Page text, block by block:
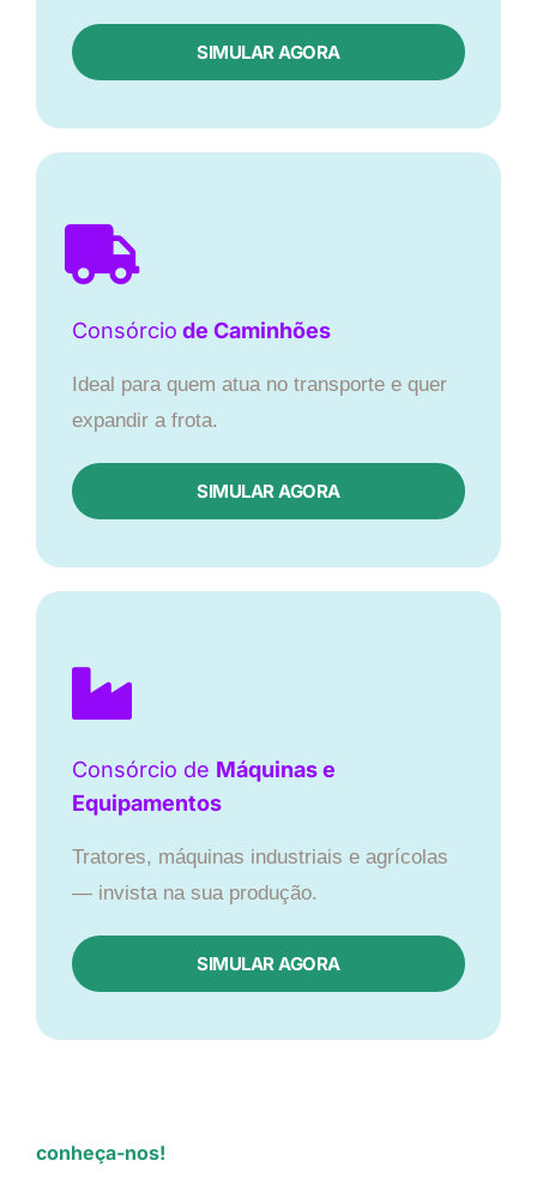
SIMULAR AGORA
Consórcio de Caminhões
Ideal para quem atua no transporte e quer
expandir a frota.
SIMULAR AGORA
Consórcio de Máquinas e
Equipamentos
Tratores, máquinas industriais e agrícolas
— invista na sua produção.
SIMULAR AGORA
conheça-nos!